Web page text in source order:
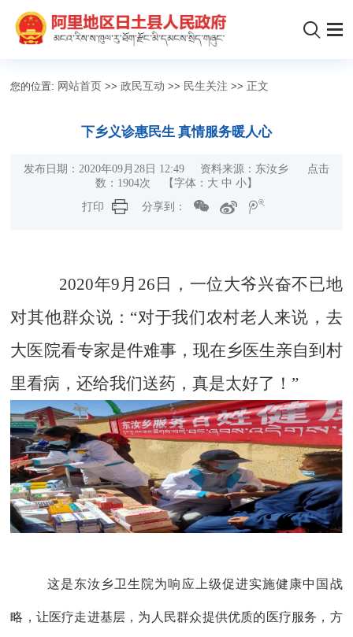
您的位置: 网站首页 >>政民互动 >> 民生关注 >> 正文
下乡义诊惠民生 真情服务暖人心
发布日期：2020年09月28日 12:49 资料来源：东汝乡 点击
数： 1904次 【字体： 大 中 小】
打印
分享到：
2020年9月26日，一位大爷兴奋不已地
对其他群众说：“对于我们农村老人来说，去
大医院看专家是件难事，现在乡医生亲自到村
里看病，还给我们送药，真是太好了！”
这是东汝乡卫生院为响应上级促进实施健康中国战
略，让医疗走进基层，为人民群众提供优质的医疗服务，方